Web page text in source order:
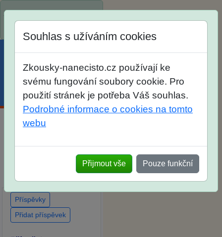
Spustili jsme přihlašování
na školní rok 2026/2027!
Účet Košík
u zkoušek na SŠ? Vaše
ohlasy po skutečných
přijímacích zkouškách
Souhlas s užíváním cookies
Zkousky-nanecisto.cz používají ke
svému fungování soubory cookie. Pro
použití stránek je potřeba Váš souhlas.
Podrobné informace o cookies na tomto
webu
Přijmout vše Pouze funkční
Příspěvky
Přidat příspěvek